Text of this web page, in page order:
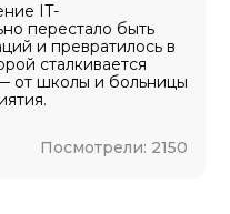
IT-
перестало быть
и превратилось в
сталкивается
от школы и больницы
Посмотрели: 2150